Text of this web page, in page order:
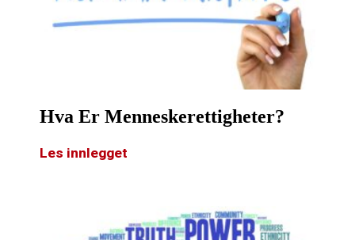
Hva Er Menneskerettigheter?
Les innlegget